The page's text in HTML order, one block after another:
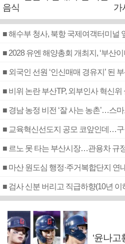
음식
가
■ 해수부 청사, 북항 국제여객터미널
■ 2028 유엔 해양총회 개최지, ‘부산
■ 외국인 선원 ‘인신매매 경유지’ 된
■ 비위 논란 부산TP, 외부인사 혁신위
■ 경남 농정 비전 ‘잘 사는 농촌’…스
■ 교육혁신선도지 공모 코앞인데…구
■ 르노 못 타는 부산시장…관용차 규
■ 마산 원도심 행정·주거복합단지 연
‘윤나